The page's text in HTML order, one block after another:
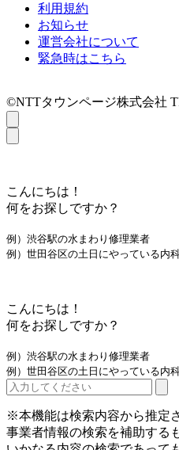
利用規約
お知らせ
運営会社について
緊急時はこちら
©NTTタウンページ株式会社
こんにちは！
何をお探しですか？
例）渋谷駅の水まわり修理業者
例）世田谷区の土日にやっている内
こんにちは！
何をお探しですか？
例）渋谷駅の水まわり修理業者
例）世田谷区の土日にやっている内
※本機能は検索内容から推定
事業者情報の検索を補助する